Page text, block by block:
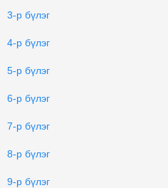
3-р бүлэг
4-р бүлэг
5-р бүлэг
6-р бүлэг
7-р бүлэг
8-р бүлэг
9-р бүлэг